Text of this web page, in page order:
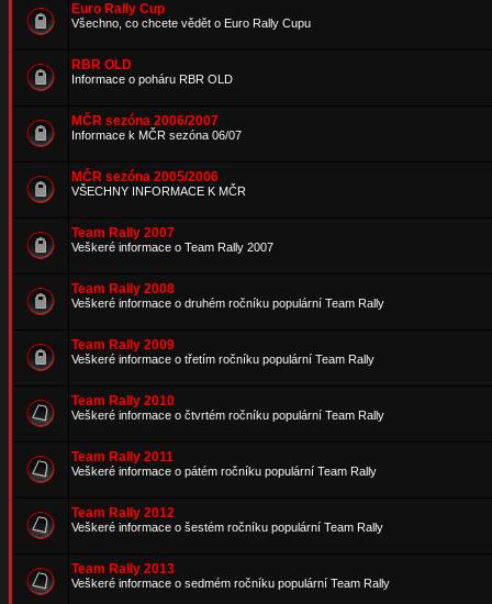
Euro Rally Cup
Všechno, co chcete vědět o Euro Rally Cupu
RBR OLD
Informace o poháru RBR OLD
MČR sezóna 2006/2007
Informace k MČR sezóna 06/07
MČR sezóna 2005/2006
VŠECHNY INFORMACE K MČR
Team Rally 2007
Veškeré informace o Team Rally 2007
Team Rally 2008
Veškeré informace o druhém ročníku populární Team Rally
Team Rally 2009
Veškeré informace o třetím ročníku populární Team Rally
Team Rally 2010
Veškeré informace o čtvrtém ročníku populární Team Rally
Team Rally 2011
Veškeré informace o pátém ročníku populární Team Rally
Team Rally 2012
Veškeré informace o šestém ročníku populární Team Rally
Team Rally 2013
Veškeré informace o sedmém ročníku populární Team Rally